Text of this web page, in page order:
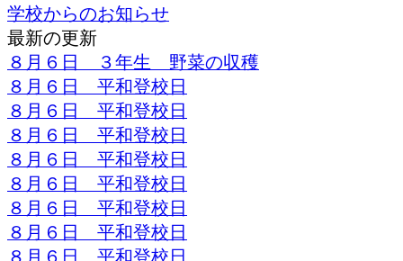
学校からのお知らせ
最新の更新
８月６日 ３年生 野菜の収穫
８月６日 平和登校日
８月６日 平和登校日
８月６日 平和登校日
８月６日 平和登校日
８月６日 平和登校日
８月６日 平和登校日
８月６日 平和登校日
８月６日 平和登校日